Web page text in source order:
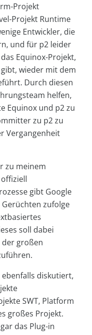
Projekt
Projekt Runtime
Entwickler, die
und für p2 leider
Equinox-Projekt,
wieder mit dem
Durch diesen
helfen,
Equinox und p2 zu
zu p2 zu
Vergangenheit
zu meinem
gibt Google
zufolge
soll dabei
der großen
diskutiert,
SWT, Platform
großes Projekt.
das Plug-in